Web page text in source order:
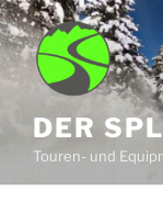
Zum
Inhalt
springen
DER
Touren- und